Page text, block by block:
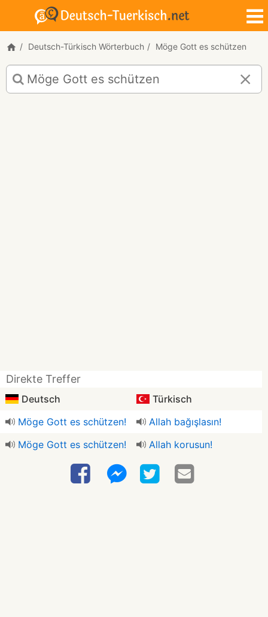
Deutsch-Türkisch Wörterbuch Möge Gott es schützen
Deutsch-
Türkisch
Übersetzung
Direkte Treffer
Deutsch
Türkisch
Möge Gott es schützen!
Allah bağışlasın!
Möge Gott es schützen!
Allah korusun!